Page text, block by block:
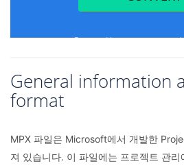
General information
format
MPX 파일은 Microsoft에서 개발한
져 있습니다. 이 파일에는 프로젝트 관